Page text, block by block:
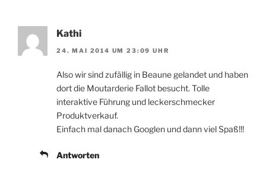
Kathi
24. MAI 2014 UM 23:09 UHR
Also wir sind zufällig in Beaune gelandet und haben
dort die Moutarderie Fallot besucht. Tolle
interaktive Führung und leckerschmecker
Produktverkauf.
Einfach mal danach Googlen und dann viel Spaß!!!
Antworten